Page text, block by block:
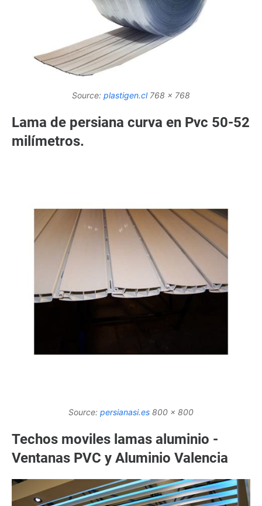
Source: plastigen.cl768 x 768
Lama de persiana curva en Pvc 50-52
milímetros.
Source: persianasi.es 800 x 800
Techos moviles lamas aluminio -
Ventanas PVC y Aluminio Valencia